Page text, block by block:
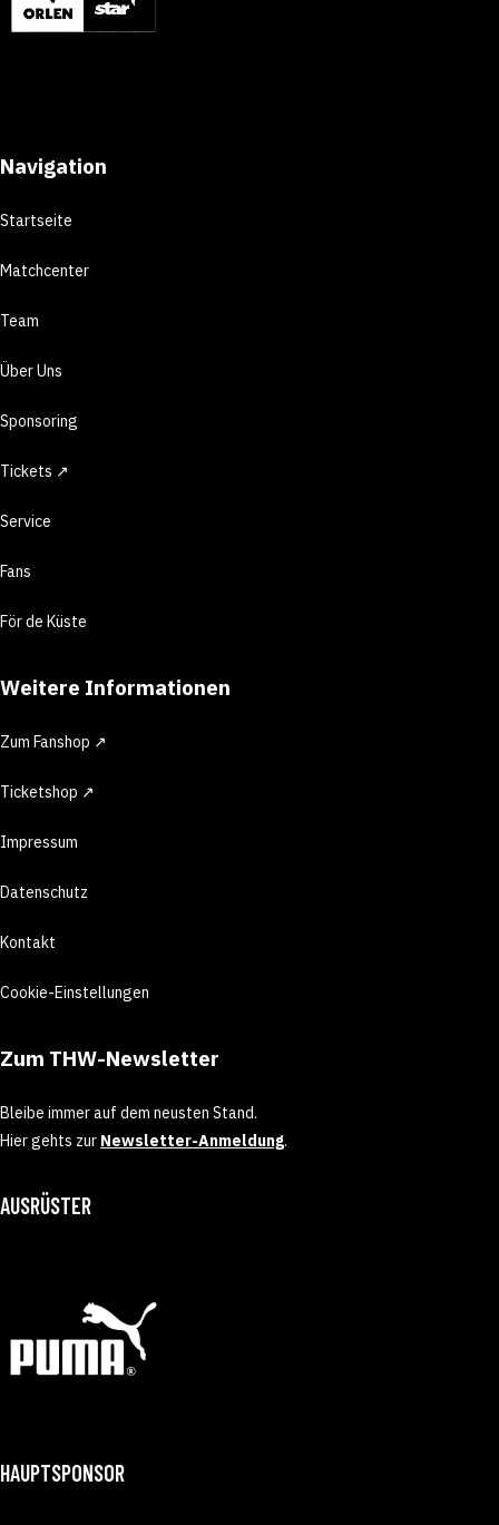
Navigation
Startseite
Matchcenter
Team
Über Uns
Sponsoring
Tickets ↗
Service
Fans
För de Küste
Weitere Informationen
Zum Fanshop ↗
Ticketshop ↗
Impressum
Datenschutz
Kontakt
Cookie-Einstellungen
Zum THW-Newsletter
Bleibe immer auf dem neusten Stand.
Hier gehts zur Newsletter-Anmeldung.
AUSRÜSTER
HAUPTSPONSOR